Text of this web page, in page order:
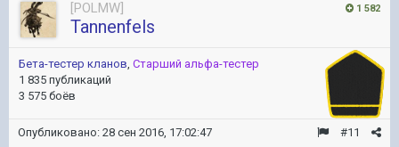
1 582
[POLMW]
Tannenfels
Бета-тестер кланов Старший альфа-тестер
1 835 публикаций
3 575 боёв
#11
Опубликовано: 28 сен 2016, 17:02:47